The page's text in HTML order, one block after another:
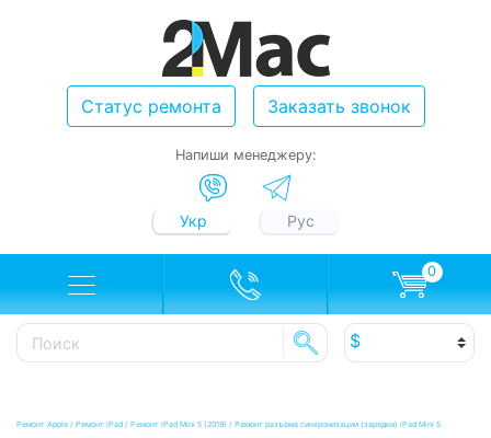
Статус ремонта Заказать звонок
Напиши менеджеру:
Укр Рус
0
Ремонт Apple / Ремонт iPad / Ремонт iPad Mini 5 (2019) / Ремонт разъёма синхронизации (зарядки) iPad Mini 5